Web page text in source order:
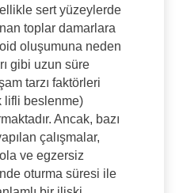
sert yüzeylerde
toplar damarlara
oluşumuna neden
gibi uzun süre
tarzı faktörleri
lifli beslenme)
Ancak, bazı
çalışmalar,
ve egzersiz
oturma süresi ile